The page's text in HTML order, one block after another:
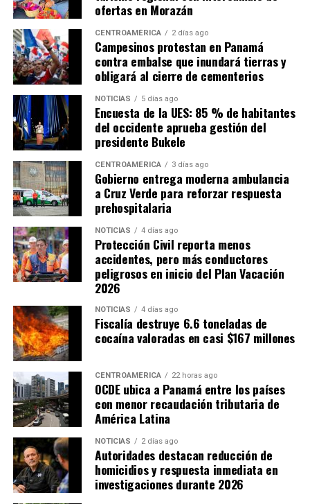
ofertas en Morazán
CENTROAMÉRICA 2 días ago
Campesinos protestan en Panamá
contra embalse que inundará tierras y
obligará al cierre de cementerios
NOTICIAS 5 días ago
Encuesta de la UES: 85 % de habitantes
del occidente aprueba gestión del
presidente Bukele
CENTROAMÉRICA 3 días ago
Gobierno entrega moderna ambulancia
a Cruz Verde para reforzar respuesta
prehospitalaria
NOTICIAS 4 días ago
Protección Civil reporta menos
accidentes, pero más conductores
peligrosos en inicio del Plan Vacación
2026
NOTICIAS 4 días ago
Fiscalía destruye 6.6 toneladas de
cocaína valoradas en casi $167 millones
CENTROAMÉRICA 22 horas ago
OCDE ubica a Panamá entre los países
con menor recaudación tributaria de
América Latina
NOTICIAS 2 días ago
Autoridades destacan reducción de
homicidios y respuesta inmediata en
investigaciones durante 2026